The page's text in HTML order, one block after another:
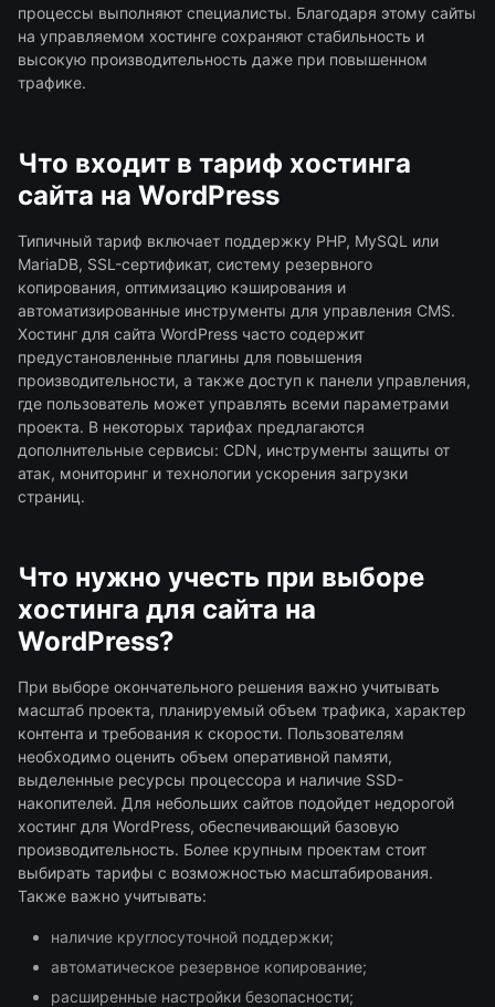
процессы выполняют специалисты. Благодаря этому сайты
на управляемом хостинге сохраняют стабильность и
высокую производительность даже при повышенном
трафике.
Что входит в тариф хостинга
сайта на WordPress
Типичный тариф включает поддержку PHP, MySQL или
MariaDB, SSL-сертификат, систему резервного
копирования, оптимизацию кэширования и
автоматизированные инструменты для управления CMS.
Хостинг для сайта WordPress часто содержит
предустановленные плагины для повышения
производительности, а также доступ к панели управления,
где пользователь может управлять всеми параметрами
проекта. В некоторых тарифах предлагаются
дополнительные сервисы: CDN, инструменты защиты от
атак, мониторинг и технологии ускорения загрузки
страниц.
Что нужно учесть при выборе
хостинга для сайта на
WordPress?
При выборе окончательного решения важно учитывать
масштаб проекта, планируемый объем трафика, характер
контента и требования к скорости. Пользователям
необходимо оценить объем оперативной памяти,
выделенные ресурсы процессора и наличие SSD-
накопителей. Для небольших сайтов подойдет недорогой
хостинг для WordPress, обеспечивающий базовую
производительность. Более крупным проектам стоит
выбирать тарифы с возможностью масштабирования.
Также важно учитывать:
наличие круглосуточной поддержки;
автоматическое резервное копирование;
расширенные настройки безопасности;